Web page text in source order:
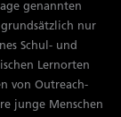
genannten
nur
Schul- und
Lernorten
von Outreach-
junge Menschen